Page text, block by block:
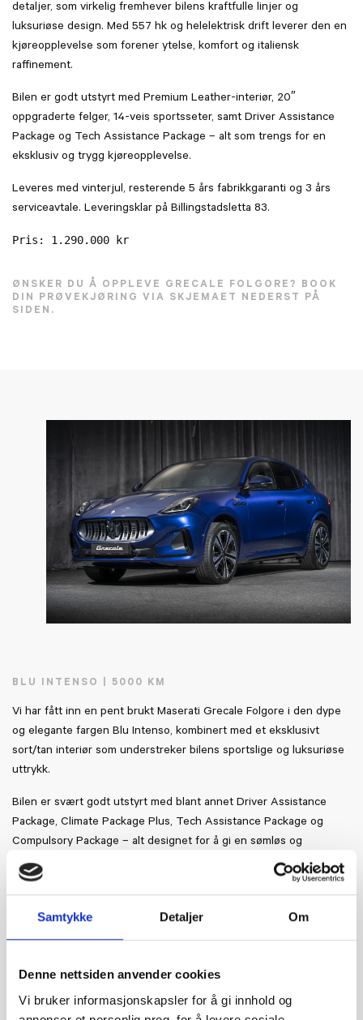
Samtykke Detaljer Om
Denne nettsiden anvender cookies
Vi bruker informasjonskapsler for å gi innhold og
detaljer, som virkelig fremhever bilens kraftfulle linjer og
luksuriøse design. Med 557 hk og helelektrisk drift leverer den en
kjøreopplevelse som forener ytelse, komfort og italiensk
raffinement.
Bilen er godt utstyrt med Premium Leather-interiør, 20″
oppgraderte felger, 14-veis sportsseter, samt Driver Assistance
Package og Tech Assistance Package – alt som trengs for en
eksklusiv og trygg kjøreopplevelse.
Leveres med vinterjul, resterende 5 års fabrikkgaranti og 3 års
serviceavtale. Leveringsklar på Billingstadsletta 83.
Pris: 1.290.000 kr
ØNSKER DU Å OPPLEVE GRECALE FOLGORE? BOOK
DIN PRØVEKJØRING VIA SKJEMAET NEDERST PÅ
SIDEN.
BLU INTENSO | 5000 KM
Vi har fått inn en pent brukt Maserati Grecale Folgore i den dype
og elegante fargen Blu Intenso, kombinert med et eksklusivt
sort/tan interiør som understreker bilens sportslige og luksuriøse
uttrykk.
Bilen er svært godt utstyrt med blant annet Driver Assistance
Package, Climate Package Plus, Tech Assistance Package og
Compulsory Package – alt designet for å gi en sømløs og
komfortabel kjøreopplevelse.
Med 557 hk, firehjulstrekk og et 105 kWt-batteri leverer Grecale
Folgore kraft, stil og raffinement i ekte Maserati-ånd.
Pris: 1.190.000 kr